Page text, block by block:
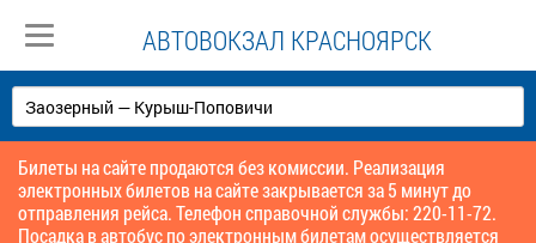
АВТОВОКЗАЛ КРАСНОЯРСК
Билеты на сайте продаются без комиссии. Реализация
электронных билетов на сайте закрывается за 5 минут до
отправления рейса. Телефон справочной службы: 220-11-72.
Посадка в автобус по электронным билетам осуществляется